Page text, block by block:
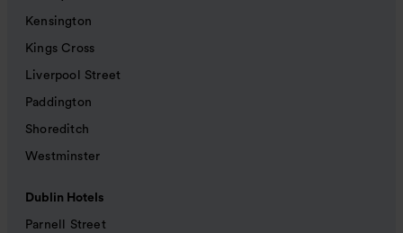
Kensington
Kings Cross
Liverpool Street
Paddington
Shoreditch
Westminster
Dublin Hotels
Parnell Street